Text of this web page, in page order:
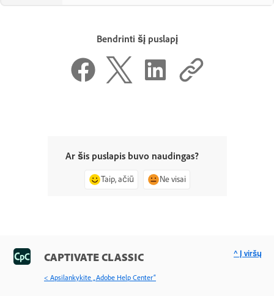
Bendrinti šį puslapį
Ar šis puslapis buvo naudingas?
Taip, ačiū Ne visai
CAPTIVATE CLASSIC
< Apsilankykite „Adobe Help Center“
^ Į viršų